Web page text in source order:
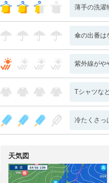
薄手の洗濯
傘の出番は
紫外線がや
Tシャツな
冷たくさ
天気図